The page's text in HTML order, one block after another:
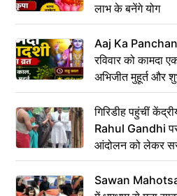
लाभ के बनेंगे योग
Aaj Ka
रविवार को कामदा
अभिजीत मुहूर्त और
गिरिडीह पहुंचीं
Rahul Gandhi पर
आंदोलन को लेकर
Sawan